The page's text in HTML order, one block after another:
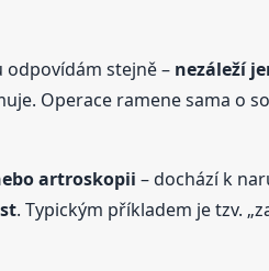
odpovídám stejně – nezáleží
Operace ramene sama o
artroskopii – dochází k
. Typickým příkladem je tzv.